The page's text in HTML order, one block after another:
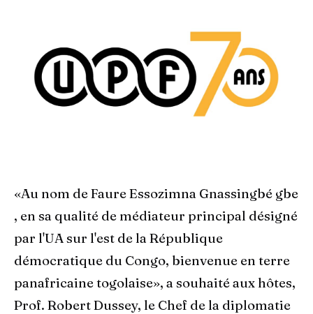
«Au nom de Faure Essozimna Gnassingbé gbe
, en sa qualité de médiateur principal désigné
par l'UA sur l'est de la République
démocratique du Congo, bienvenue en terre
panafricaine togolaise», a souhaité aux hôtes,
Prof. Robert Dussey, le Chef de la diplomatie